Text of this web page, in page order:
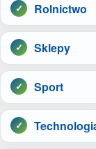
Rolnictwo
Sklepy
Sport